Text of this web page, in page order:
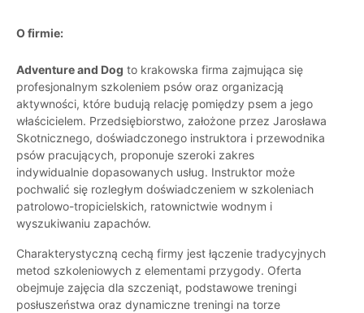
O firmie:
Adventure and Dog to krakowska firma zajmująca się
profesjonalnym szkoleniem psów oraz organizacją
aktywności, które budują relację pomiędzy psem a jego
właścicielem. Przedsiębiorstwo, założone przez Jarosława
Skotnicznego, doświadczonego instruktora i przewodnika
psów pracujących, proponuje szeroki zakres
indywidualnie dopasowanych usług. Instruktor może
pochwalić się rozległym doświadczeniem w szkoleniach
patrolowo-tropicielskich, ratownictwie wodnym i
wyszukiwaniu zapachów.
Charakterystyczną cechą firmy jest łączenie tradycyjnych
metod szkoleniowych z elementami przygody. Oferta
obejmuje zajęcia dla szczeniąt, podstawowe treningi
posłuszeństwa oraz dynamiczne treningi na torze